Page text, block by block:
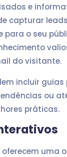
e
capturar
para o seu
do visitante.
incluir guias
ou
práticas.
oferecem uma